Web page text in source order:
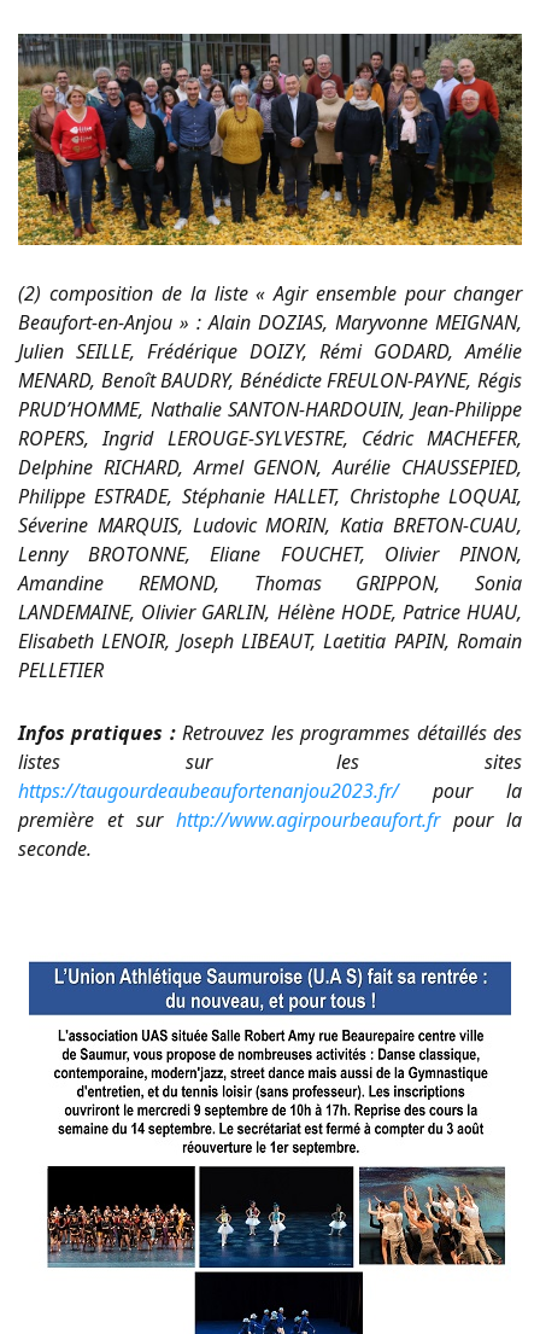
(2) composition de la liste « Agir ensemble pour changer
Beaufort-en-Anjou » : Alain DOZIAS, Maryvonne MEIGNAN,
Julien SEILLE, Frédérique DOIZY, Rémi GODARD, Amélie
MENARD, Benoît BAUDRY, Bénédicte FREULON-PAYNE, Régis
PRUD’HOMME, Nathalie SANTON-HARDOUIN, Jean-Philippe
ROPERS, Ingrid LEROUGE-SYLVESTRE, Cédric MACHEFER,
Delphine RICHARD, Armel GENON, Aurélie CHAUSSEPIED,
Philippe ESTRADE, Stéphanie HALLET, Christophe LOQUAI,
Séverine MARQUIS, Ludovic MORIN, Katia BRETON-CUAU,
Lenny BROTONNE, Eliane FOUCHET, Olivier PINON,
Amandine REMOND, Thomas GRIPPON, Sonia
LANDEMAINE, Olivier GARLIN, Hélène HODE, Patrice HUAU,
Elisabeth LENOIR, Joseph LIBEAUT, Laetitia PAPIN, Romain
PELLETIER
Infos pratiques :Retrouvez les programmes détaillés des
listes sur les sites
https://taugourdeaubeaufortenanjou2023.fr/pour la
première et sur http://www.agirpourbeaufort.frpour la
seconde.